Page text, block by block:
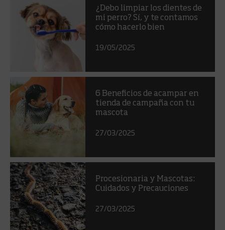
¿Debo limpiar los dientes de
mi perro? Sí, y te contamos
cómo hacerlo bien
19/05/2025
6 Beneficios de acampar en
tienda de campaña con tu
mascota
27/03/2025
Procesionaria y Mascotas:
Cuidados y Precauciones
27/03/2025